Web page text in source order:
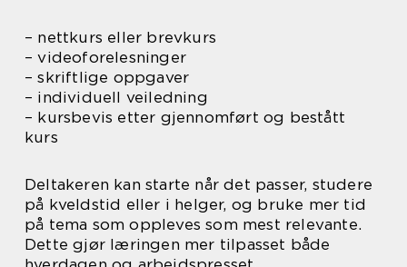
– nettkurs eller brevkurs
– videoforelesninger
– skriftlige oppgaver
– individuell veiledning
– kursbevis etter gjennomført og bestått
kurs
Deltakeren kan starte når det passer, studere
på kveldstid eller i helger, og bruke mer tid
på tema som oppleves som mest relevante.
Dette gjør læringen mer tilpasset både